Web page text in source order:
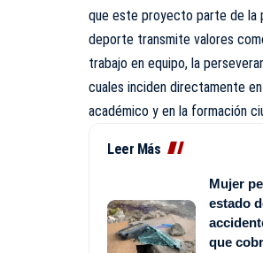
que este proyecto parte de la
deporte transmite valores
trabajo en equipo, la
cuales inciden directamente
académico y en la formación
Leer Más
Mujer
estado
que